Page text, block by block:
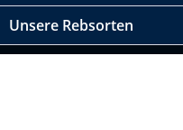
Unsere Rebsorten